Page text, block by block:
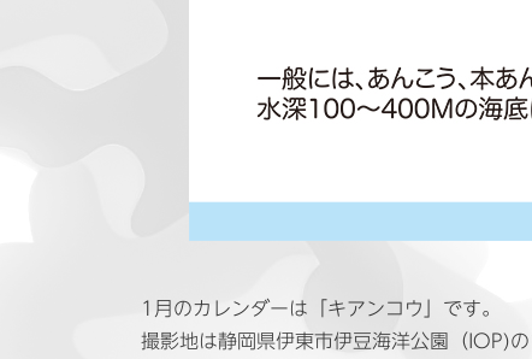
1月のカレンダーは「キアンコウ」です。
撮影地は静岡県伊東市伊豆海洋公園（IOP)